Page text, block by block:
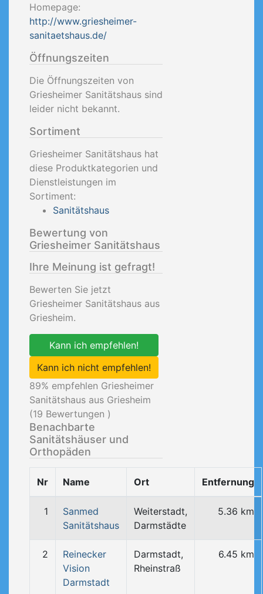
Homepage:
http://www.griesheimer-
sanitaetshaus.de/
Öffnungszeiten
Die Öffnungszeiten von
Griesheimer Sanitätshaus sind
leider nicht bekannt.
Sortiment
Griesheimer Sanitätshaus hat
diese Produktkategorien und
Dienstleistungen im
Sortiment:
Sanitätshaus
Bewertung von
Griesheimer Sanitätshaus
Ihre Meinung ist gefragt!
Bewerten Sie jetzt
Griesheimer Sanitätshaus aus
Griesheim.
Kann ich empfehlen!
Kann ich nicht empfehlen!
89% empfehlen Griesheimer
Sanitätshaus aus Griesheim
(19 Bewertungen )
Benachbarte
Sanitätshäuser und
Orthopäden
Nr Name Ort Entfernung
1
Sanmed
Sanitätshaus
Weiterstadt,
Darmstädte
5.36 km
2
Reinecker
Vision
Darmstadt
Darmstadt,
Rheinstraß
6.45 km